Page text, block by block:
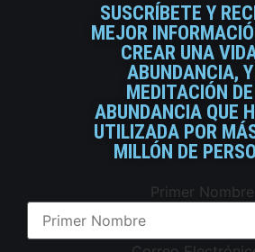
SUSCRÍBETE Y
MEJOR
CREAR UNA
ABUNDANCIA,
MEDITACIÓN
ABUNDANCIA QUE
UTILIZADA POR
MILLÓN DE
Primer Nombre